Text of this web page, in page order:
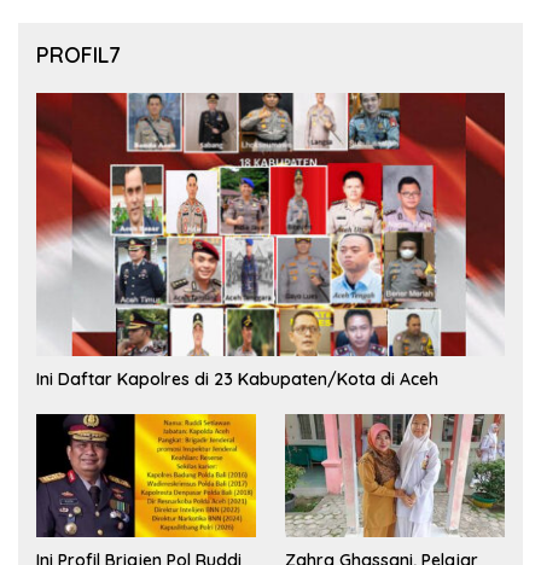
PROFIL7
Ini Daftar Kapolres di 23 Kabupaten/Kota di Aceh
Ini Profil Brigjen Pol Ruddi
Zahra Ghassani, Pelajar